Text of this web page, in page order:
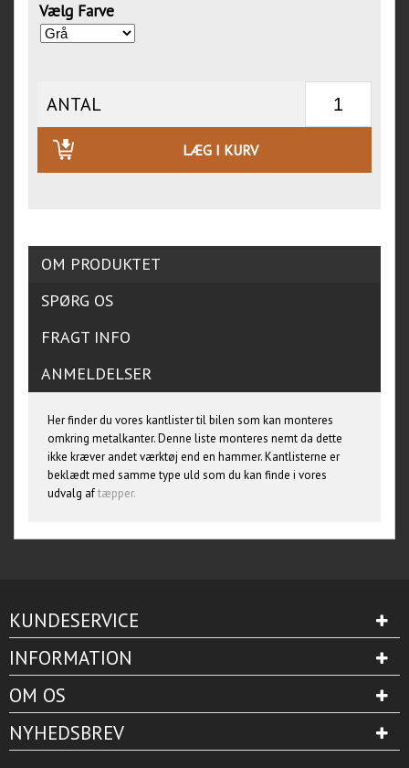
Vælg Farve
ANTAL
LÆG I KURV
OM PRODUKTET
SPØRG OS
FRAGT INFO
ANMELDELSER
Her finder du vores kantlister til bilen som kan monteres
omkring metalkanter. Denne liste monteres nemt da dette
ikke kræver andet værktøj end en hammer. Kantlisterne er
beklædt med samme type uld som du kan finde i vores
udvalg aftæpper.
KUNDESERVICE
INFORMATION
OM OS
NYHEDSBREV